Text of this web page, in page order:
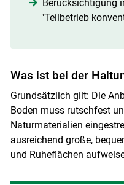
Berücksichtigung
"Teilbetrieb
Was ist bei der
Grundsätzlich gilt: Die
Boden muss rutschfest
Naturmaterialien
ausreichend große,
und Ruheflächen